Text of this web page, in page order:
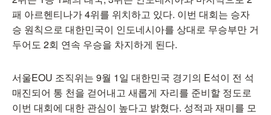
패 아르헨티나가 4위를 위치하고 있다. 이번 대회는 승자
승 원칙으로 대한민국이 인도네시아를 상대로 무승부만 거
두어도 2회 연속 우승을 차지하게 된다.
서울EOU 조직위는 9월 1일 대한민국 경기의 E석이 전 석
매진되어 통 천을 걷어내고 새롭게 자리를 준비할 정도로
이번 대회에 대한 관심이 높다고 밝혔다. 성적과 재미를 모